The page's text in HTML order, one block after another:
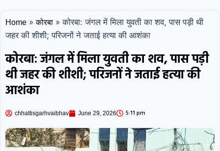
Home » कोरबा » कोरबा: जंगल में मिला युवती का शव, पास पड़ी थी
जहर की शीशी; परिजनों ने जताई हत्या की आशंका
कोरबा: जंगल में मिला युवती का शव, पास पड़ी
थी जहर की शीशी; परिजनों ने जताई हत्या की
आशंका
chhattisgarhvaibhav June 29, 2026 5:11 pm